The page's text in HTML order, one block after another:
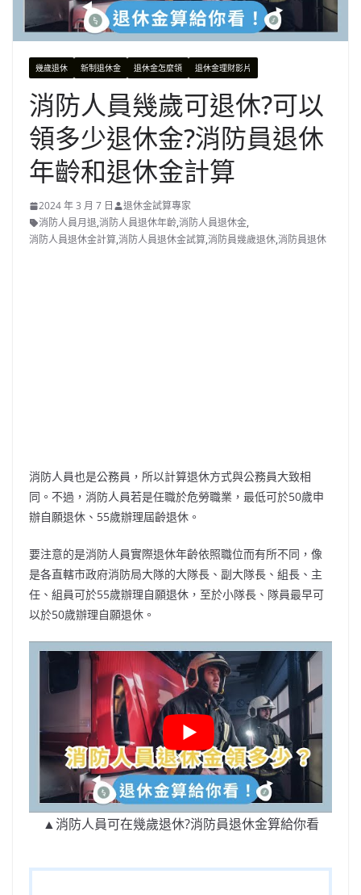
幾歲退休 新制退休金 退休金怎麼領 退休金理財影片
消防人員幾歲可退休?可以
領多少退休金?消防員退休
年齡和退休金計算
2024 年 3 月 7 日
退休金試算專家
消防人員月退,消防人員退休年齡,消防人員退休金,
消防人員退休金計算,消防人員退休金試算,消防員幾歲退休,消防員退休
消防人員也是公務員，所以計算退休方式與公務員大致相
同。不過，消防人員若是任職於危勞職業，最低可於50歲申
辦自願退休、55歲辦理屆齡退休。
要注意的是消防人員實際退休年齡依照職位而有所不同，像
是各直轄市政府消防局大隊的大隊長、副大隊長、組長、主
任、組員可於55歲辦理自願退休，至於小隊長、隊員最早可
以於50歲辦理自願退休。
▲消防人員可在幾歲退休?消防員退休金算給你看